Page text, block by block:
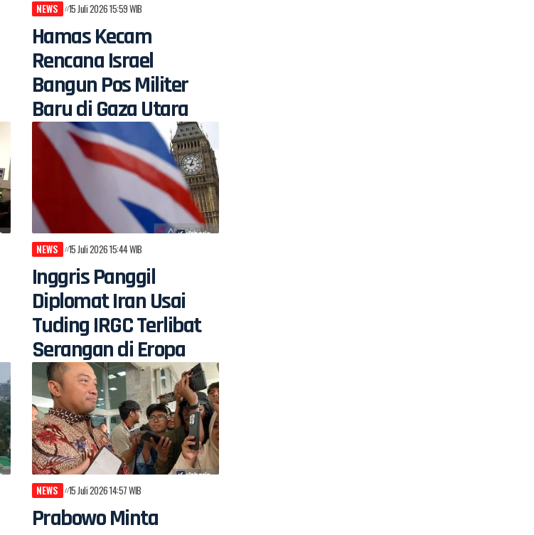
NEWS 15 Juli 2026 15:59 WIB
Hamas Kecam
Rencana Israel
Bangun Pos Militer
Baru di Gaza Utara
NEWS 15 Juli 2026 15:44 WIB
Inggris Panggil
Diplomat Iran Usai
Tuding IRGC Terlibat
Serangan di Eropa
NEWS 15 Juli 2026 14:57 WIB
Prabowo Minta